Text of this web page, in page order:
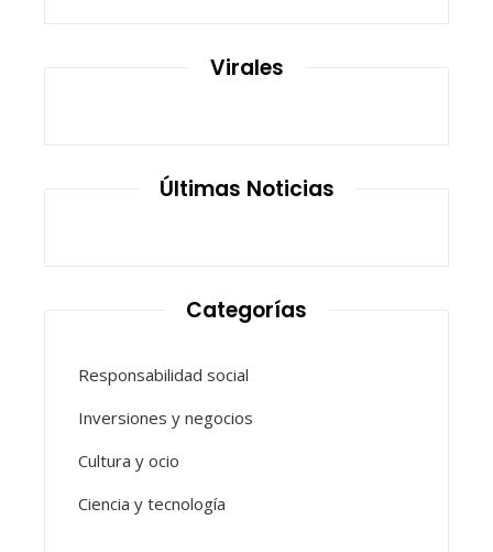
Virales
Últimas Noticias
Categorías
Responsabilidad social
Inversiones y negocios
Cultura y ocio
Ciencia y tecnología